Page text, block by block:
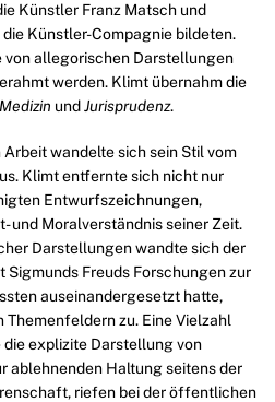
Künstler Franz Matsch und
Künstler-Compagnie bildeten.
von allegorischen Darstellungen
werden. Klimt übernahm die
Medizin undJurisprudenz.
wandelte sich sein Stil vom
Klimt entfernte sich nicht nur
Entwurfszeichnungen,
und Moralverständnis seiner Zeit.
Darstellungen wandte sich der
Sigmunds Freuds Forschungen zur
auseinandergesetzt hatte,
zu. Eine Vielzahl
explizite Darstellung von
ablehnenden Haltung seitens der
riefen bei der öffentlichen